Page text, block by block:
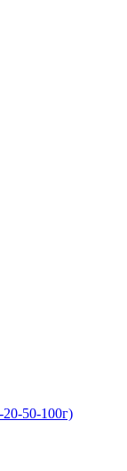
50-100г)